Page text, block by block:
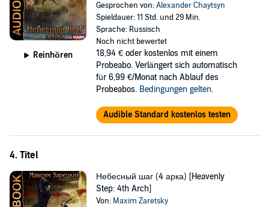
Reinhören
Gesprochen von:Alexander Chaytsyn
Spieldauer: 11 Std. und 29 Min.
Sprache: Russisch
Noch nicht bewertet
18,94 € oder kostenlos mit einem
Probeabo. Verlängert sich automatisch
für 6,99 €/Monat nach Ablauf des
Probeabos. Bedingungen gelten.
Audible Standard kostenlos testen
4. Titel
Небесный шаг (4 арка) [Heavenly
Step: 4th Arch]
Von: Maxim Zaretsky